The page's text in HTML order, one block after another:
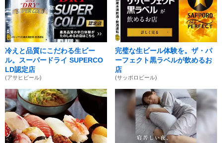
冷えと品質にこだわる生ビー
ル。スーパードライ SUPERCO
LD認定店
(アサヒビール)
完璧な生ビール体験を。ザ・パ
ーフェクト黒ラベルが飲めるお
店
(サッポロビール)